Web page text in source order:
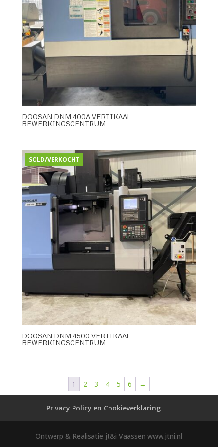
DOOSAN DNM 400A VERTIKAAL
BEWERKINGSCENTRUM
SOLD/VERKOCHT
DOOSAN DNM 4500 VERTIKAAL
BEWERKINGSCENTRUM
1 2 3 4 5 6 →
Privacy Policy en Cookieverklaring
Ontwerp & Realisatie jt&i Vaassen www.jtni.nl